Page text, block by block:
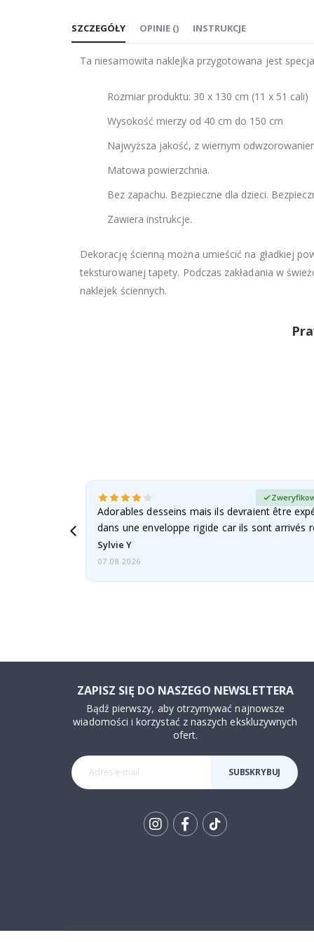
początek
SZCZEGÓŁY
Ta niesamowita naklejka przygotowana jest
Rozmiar produktu: 30 x 130 cm (11 х 51 cali)
Wysokość mierzy od 40 cm do 150 cm
Najwyższa jakość, z wiernym
Matowa powierzchnia.
Bez zapachu. Bezpieczne dla dzieci.
Zawiera instrukcje.
Dekorację ścienną można umieścić na gładkiej
teksturowanej tapety. Podczas zakładania w
naklejek ściennych.
OPINIE () INSTRUKCJE
Adorables desseins mais ils devraient être
dans une enveloppe rigide car ils sont arrivés
Sylvie Y
07.08.2026
ZAPISZ SIĘ DO NASZEGO NEWSLETTERA
Bądź pierwszy, aby otrzymywać najnowsze
wiadomości i korzystać z naszych ekskluzywnych
ofert.
SUBSKRYBUJ